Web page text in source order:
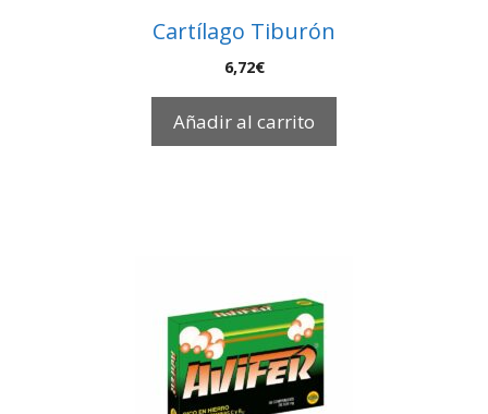
Cartílago Tiburón
6,72€
Añadir al carrito